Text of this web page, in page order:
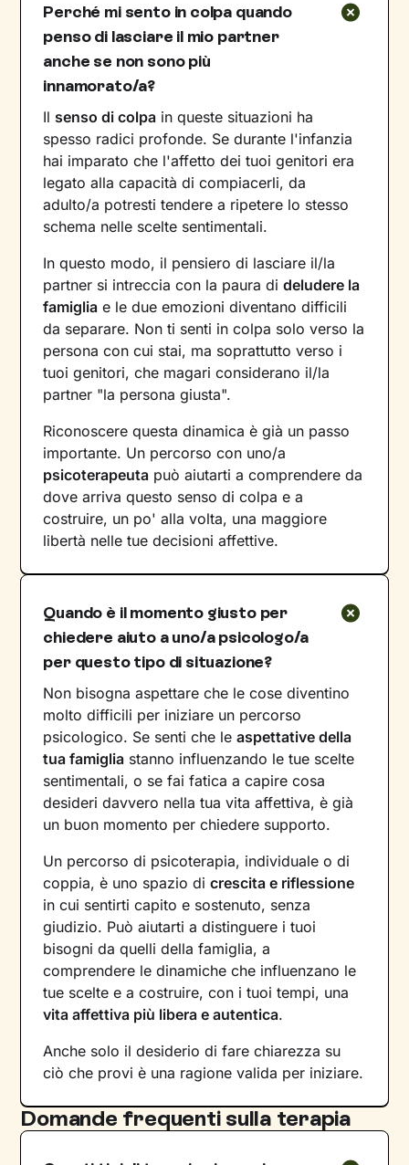
Perché mi sento in colpa quando
penso di lasciare il mio partner
anche se non sono più
innamorato/a?
Il senso di colpa in queste situazioni ha
spesso radici profonde. Se durante l'infanzia
hai imparato che l'affetto dei tuoi genitori era
legato alla capacità di compiacerli, da
adulto/a potresti tendere a ripetere lo stesso
schema nelle scelte sentimentali.
In questo modo, il pensiero di lasciare il/la
partner si intreccia con la paura dideludere la
famiglia e le due emozioni diventano difficili
da separare. Non ti senti in colpa solo verso la
persona con cui stai, ma soprattutto verso i
tuoi genitori, che magari considerano il/la
partner "la persona giusta".
Riconoscere questa dinamica è già un passo
importante. Un percorso con uno/a
psicoterapeuta può aiutarti a comprendere da
dove arriva questo senso di colpa e a
costruire, un po' alla volta, una maggiore
libertà nelle tue decisioni affettive.
Quando è il momento giusto per
chiedere aiuto a uno/a psicologo/a
per questo tipo di situazione?
Non bisogna aspettare che le cose diventino
molto difficili per iniziare un percorso
psicologico. Se senti che leaspettative della
tua famiglia stanno influenzando le tue scelte
sentimentali, o se fai fatica a capire cosa
desideri davvero nella tua vita affettiva, è già
un buon momento per chiedere supporto.
Un percorso di psicoterapia, individuale o di
coppia, è uno spazio dicrescita e riflessione
in cui sentirti capito e sostenuto, senza
giudizio. Può aiutarti a distinguere i tuoi
bisogni da quelli della famiglia, a
comprendere le dinamiche che influenzano le
tue scelte e a costruire, con i tuoi tempi, una
vita affettiva più libera e autentica.
Anche solo il desiderio di fare chiarezza su
ciò che provi è una ragione valida per iniziare.
Domande frequenti sulla terapia